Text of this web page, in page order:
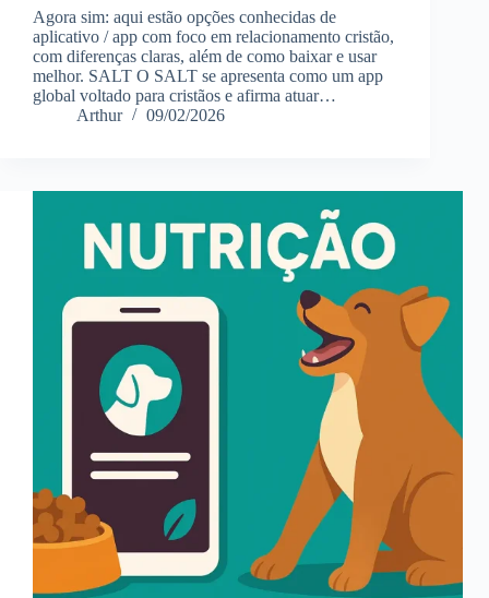
Agora sim: aqui estão opções conhecidas de
aplicativo / app com foco em relacionamento cristão,
com diferenças claras, além de como baixar e usar
melhor. SALT O SALT se apresenta como um app
global voltado para cristãos e afirma atuar…
Arthur
09/02/2026